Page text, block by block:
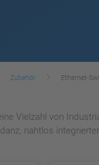
Zubehör Ethernet-
Vielzahl von
nahtlos